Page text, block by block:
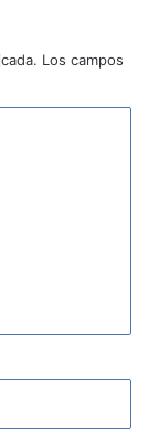
Los campos